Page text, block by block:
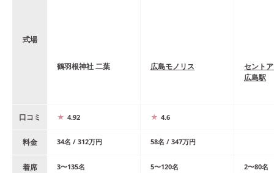
式場
鶴羽根神社 二葉 広島モノリス
セント
広島駅
口コミ 4.92 4.6
料金 34名 / 312万円 58名 / 347万円
着席 3〜135名 5〜120名 2〜80名